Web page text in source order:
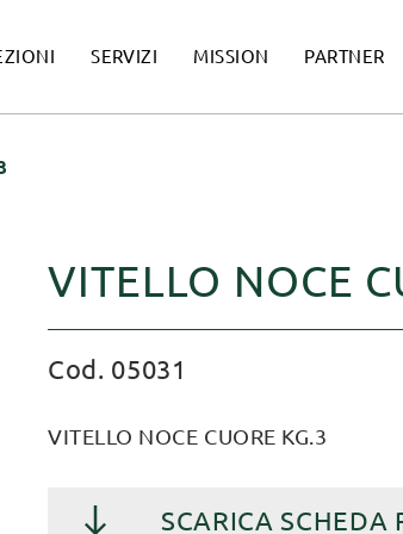
SERVIZI MISSION PARTNER
VITELLO NOCE
Cod. 05031
VITELLO NOCE CUORE KG.3
SCARICA SCHEDA